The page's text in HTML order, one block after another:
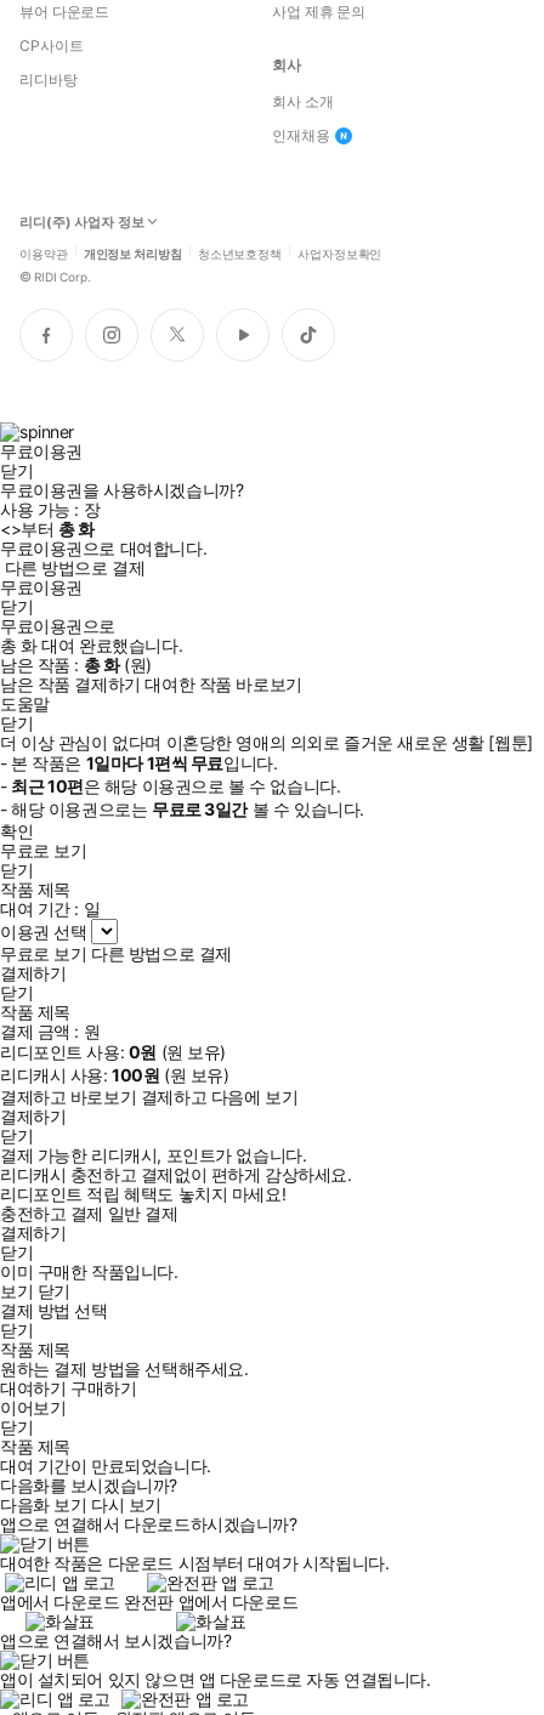
뷰어 다운로드
CP사이트
리디바탕
사업 제휴 문의
회사
회사 소개
인재채용
리디(주) 사업자 정보
이용약관 개인정보 처리방침 청소년보호정책 사업자정보확인
© RIDI Corp.
페
이
인
스
트
위
유
튜
틱
톡
무료이용권
닫기
무료이용권을 사용하시겠습니까?
사용 가능 : 장
<>부터 총화
무료이용권으로 대여합니다.
다른 방법으로 결제
무료이용권
닫기
무료이용권으로
총 화대여 완료했습니다.
남은 작품 : 총화(원)
남은 작품 결제하기 대여한 작품 바로보기
도움말
닫기
더 이상 관심이 없다며 이혼당한 영애의 의외로 즐거운 새로운 생활 [웹툰]
- 본 작품은 1일마다1편씩 무료입니다.
- 최근10편은 해당 이용권으로 볼 수 없습니다.
- 해당 이용권으로는 무료로3일간볼 수 있습니다.
확인
무료로 보기
닫기
작품 제목
대여 기간 : 일
이용권 선택
무료로 보기 다른 방법으로 결제
결제하기
닫기
작품 제목
결제 금액 : 원
리디포인트 사용: 0원 (원 보유)
리디캐시 사용:100원 (원 보유)
결제하고 바로보기 결제하고 다음에 보기
결제하기
닫기
결제 가능한 리디캐시, 포인트가 없습니다.
리디캐시 충전하고 결제없이 편하게 감상하세요.
리디포인트 적립 혜택도 놓치지 마세요!
충전하고 결제 일반 결제
결제하기
닫기
이미 구매한 작품입니다.
보기 닫기
결제 방법 선택
닫기
작품 제목
원하는 결제 방법을 선택해주세요.
대여하기 구매하기
이어보기
닫기
작품 제목
대여 기간이 만료되었습니다.
다음화를 보시겠습니까?
다음화 보기 다시 보기
앱으로 연결해서 다운로드하시겠습니까?
대여한 작품은 다운로드 시점부터 대여가 시작됩니다.
앱에서 다운로드 완전판 앱에서 다운로드
앱으로 연결해서 보시겠습니까?
앱이 설치되어 있지 않으면 앱 다운로드로 자동 연결됩니다.